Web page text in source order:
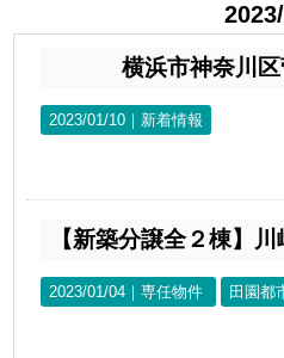
横浜市神奈川
2023/01/10｜ 新着情報
2023/01/04｜専任物件 田園都